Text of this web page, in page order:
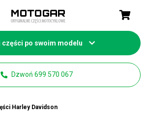
części po swoim modelu
Dzwoń 699 570 067
Harley Davidson